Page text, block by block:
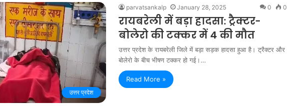
उत्तर प्रदेश
parvatsankalp January 28, 2025 0 0
रायबरेली में बड़ा हादसा: ट्रैक्टर-
बोलेरो की टक्कर में 4 की मौत
उत्तर प्रदेश के रायबरेली जिले में बड़ा सड़क हादसा हुआ है। ट्रैक्टर और
बोलेरो के बीच भीषण टक्कर हो गई।…
Read More »